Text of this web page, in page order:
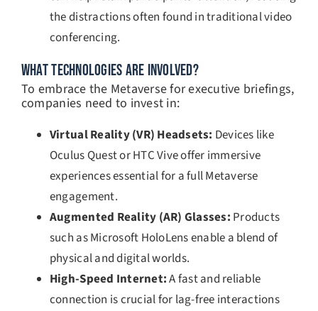
the distractions often found in traditional video
conferencing.
WHAT TECHNOLOGIES ARE INVOLVED?
To embrace the Metaverse for executive briefings,
companies need to invest in:
Virtual Reality (VR) Headsets: Devices like
Oculus Quest or HTC Vive offer immersive
experiences essential for a full Metaverse
engagement.
Augmented Reality (AR) Glasses: Products
such as Microsoft HoloLens enable a blend of
physical and digital worlds.
High-Speed Internet:A fast and reliable
connection is crucial for lag-free interactions